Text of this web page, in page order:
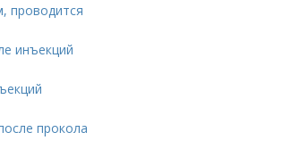
проводится
инъекций
прокола